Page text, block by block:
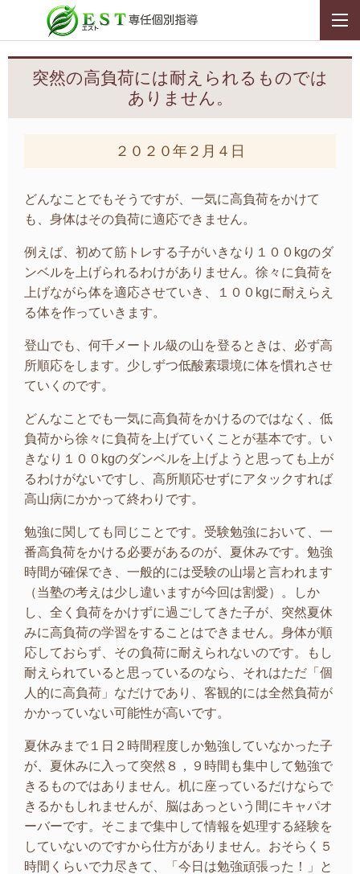
突然の高負荷には耐えられるものでは
ありません。
２０２０年２月４日
どんなことでもそうですが、一気に高負荷をかけて
も、身体はその負荷に適応できません。
例えば、初めて筋トレする子がいきなり１００kgのダ
ンベルを上げられるわけがありません。徐々に負荷を
上げながら体を適応させていき、１００kgに耐えらえ
る体を作っていきます。
登山でも、何千メートル級の山を登るときは、必ず高
所順応をします。少しずつ低酸素環境に体を慣れさせ
ていくのです。
どんなことでも一気に高負荷をかけるのではなく、低
負荷から徐々に負荷を上げていくことが基本です。い
きなり１００kgのダンベルを上げようと思っても上が
るわけがないですし、高所順応せずにアタックすれば
高山病にかかって終わりです。
勉強に関しても同じことです。受験勉強において、一
番高負荷をかける必要があるのが、夏休みです。勉強
時間が確保でき、一般的には受験の山場と言われます
（当塾の考えは少し違いますが今回は割愛）。
しか
し、全く負荷をかけずに過ごしてきた子が、突然夏休
みに高負荷の学習をすることはできません。身体が順
応しておらず、その負荷に耐えられないのです。もし
耐えられていると思っているのなら、それはただ「個
人的に高負荷」なだけであり、客観的には全然負荷が
かかっていない可能性が高いです。
夏休みまで１日２時間程度しか勉強していなかった子
が、夏休みに入って突然８，９時間も集中して勉強で
きるものではありません。机に座っているだけならで
きるかもしれませんが、脳はあっという間にキャパオ
ーバーです。そこまで集中して情報を処理する経験を
していないのですから仕方がありません。おそらく５
時間くらいで力尽きて、「今日は勉強頑張った！」と